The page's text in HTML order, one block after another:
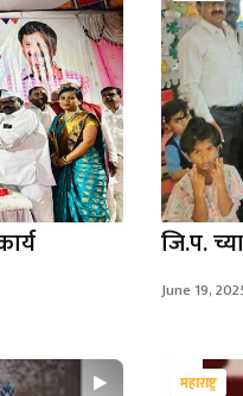
जि.प.
June 19,
महाराष्ट्र